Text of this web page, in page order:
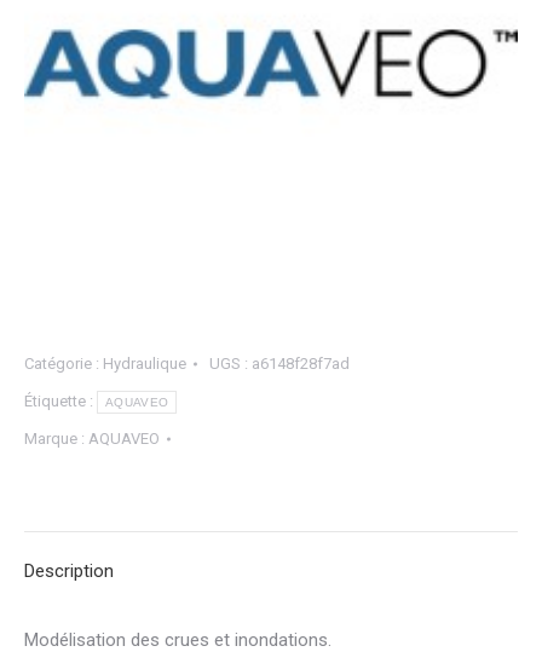
Catégorie : Hydraulique UGS : a6148f28f7ad
Étiquette : AQUAVEO
Marque : AQUAVEO
Description
Modélisation des crues et inondations.